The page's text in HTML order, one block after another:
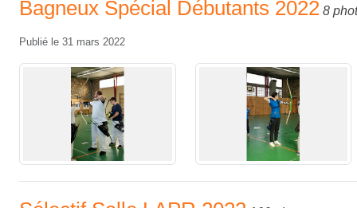
Bagneux Spécial Débutants 2022 8
Publié le 31 mars 2022